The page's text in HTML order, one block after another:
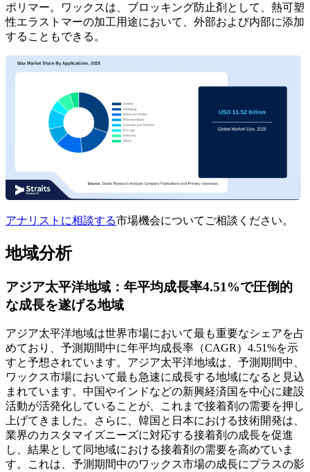
ポリマー。ワックスは、ブロッキング防止剤として、熱可塑
性エラストマーの加工用途において、外部および内部に添加
することもできる。
アナリストに相談する市場機会についてご相談ください。
地域分析
アジア太平洋地域：年平均成長率4.51%で圧倒的
な成長を遂げる地域
アジア太平洋地域は世界市場において最も重要なシェアを占
めており、予測期間中に年平均成長率（CAGR）4.51%を示
すと予想されています。アジア太平洋地域は、予測期間中、
ワックス市場において最も急速に成長する地域になると見込
まれています。中国やインドなどの新興経済国を中心に建設
活動が活発化していることが、これまで接着剤の需要を押し
上げてきました。さらに、韓国と日本における技術開発は、
業界のカスタマイズニーズに対応する接着剤の成長を促進
し、結果として同地域における接着剤の需要を高めていま
す。これは、予測期間中のワックス市場の成長にプラスの影